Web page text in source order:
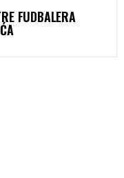
FUDBALERA